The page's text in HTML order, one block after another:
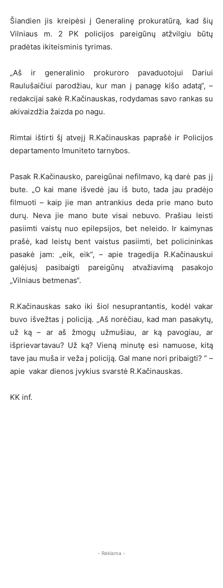
Šiandien jis kreipėsi į Generalinę prokuratūrą, kad šių
Vilniaus m. 2 PK policijos pareigūnų atžvilgiu būtų
pradėtas ikiteisminis tyrimas.
„Aš ir generalinio prokuroro pavaduotojui Dariui
Raulušaičiui parodžiau, kur man į panagę kišo adatą“, –
redakcijai sakė R.Kačinauskas, rodydamas savo rankas su
akivaizdžia žaizda po nagu.
Rimtai ištirti šį atvejį R.Kačinauskas paprašė ir Policijos
departamento Imuniteto tarnybos.
Pasak R.Kačinausko, pareigūnai nefilmavo, ką darė pas jį
bute. „O kai mane išvedė jau iš buto, tada jau pradėjo
filmuoti – kaip jie man antrankius deda prie mano buto
durų. Neva jie mano bute visai nebuvo. Prašiau leisti
pasiimti vaistų nuo epilepsijos, bet neleido. Ir kaimynas
prašė, kad leistų bent vaistus pasiimti, bet policininkas
pasakė jam: „eik, eik“, – apie tragedija R.Kačinauskui
galėjusį pasibaigti pareigūnų atvažiavimą pasakojo
„Vilniaus betmenas“.
R.Kačinauskas sako iki šiol nesuprantantis, kodėl vakar
buvo išvežtas į policiją. „Aš norėčiau, kad man pasakytų,
už ką – ar aš žmogų užmušiau, ar ką pavogiau, ar
išprievartavau? Už ką? Vieną minutę esi namuose, kitą
tave jau muša ir veža į policiją. Gal mane nori pribaigti? ” –
apie vakar dienos įvykius svarstė R.Kačinauskas.
KK inf.
- Reklama -